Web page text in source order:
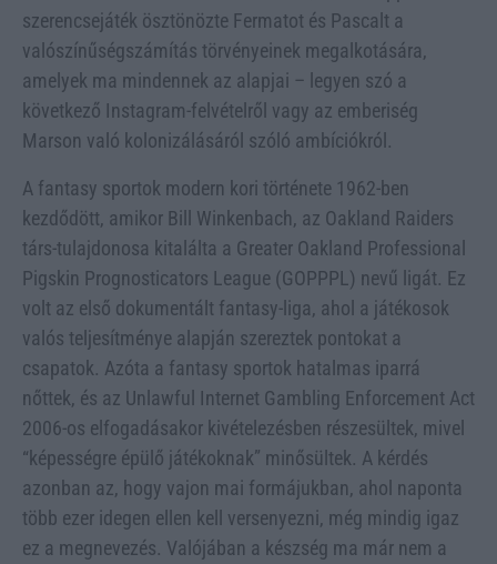
szerencsejáték ösztönözte Fermatot és Pascalt a
valószínűségszámítás törvényeinek megalkotására,
amelyek ma mindennek az alapjai – legyen szó a
következő Instagram-felvételről vagy az emberiség
Marson való kolonizálásáról szóló ambíciókról.
A fantasy sportok modern kori története 1962-ben
kezdődött, amikor Bill Winkenbach, az Oakland Raiders
társ-tulajdonosa kitalálta a Greater Oakland Professional
Pigskin Prognosticators League (GOPPPL) nevű ligát. Ez
volt az első dokumentált fantasy-liga, ahol a játékosok
valós teljesítménye alapján szereztek pontokat a
csapatok. Azóta a fantasy sportok hatalmas iparrá
nőttek, és az Unlawful Internet Gambling Enforcement Act
2006-os elfogadásakor kivételezésben részesültek, mivel
“képességre épülő játékoknak” minősültek. A kérdés
azonban az, hogy vajon mai formájukban, ahol naponta
több ezer idegen ellen kell versenyezni, még mindig igaz
ez a megnevezés. Valójában a készség ma már nem a